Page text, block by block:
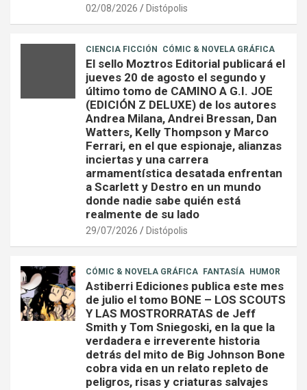
02/08/2026 Distópolis
CIENCIA FICCIÓN CÓMIC & NOVELA GRÁFICA
El sello Moztros Editorial publicará el
jueves 20 de agosto el segundo y
último tomo de CAMINO A G.I. JOE
(EDICIÓN Z DELUXE) de los autores
Andrea Milana, Andrei Bressan, Dan
Watters, Kelly Thompson y Marco
Ferrari, en el que espionaje, alianzas
inciertas y una carrera
armamentística desatada enfrentan
a Scarlett y Destro en un mundo
donde nadie sabe quién está
realmente de su lado
29/07/2026 Distópolis
CÓMIC & NOVELA GRÁFICA FANTASÍA HUMOR
Astiberri Ediciones publica este mes
de julio el tomo BONE – LOS SCOUTS
Y LAS MOSTRORRATAS de Jeff
Smith y Tom Sniegoski, en la que la
verdadera e irreverente historia
detrás del mito de Big Johnson Bone
cobra vida en un relato repleto de
peligros, risas y criaturas salvajes